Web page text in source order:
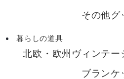
その他グ
暮らしの道具
北欧・欧州ヴィンテー
ブランケ